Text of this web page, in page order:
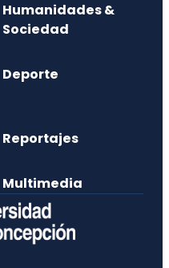
Humanidades &
Sociedad
Deporte
Reportajes
Multimedia